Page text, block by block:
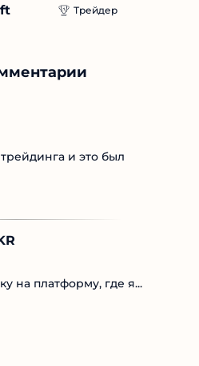
Трейдер
и это был
на платформу, где я...